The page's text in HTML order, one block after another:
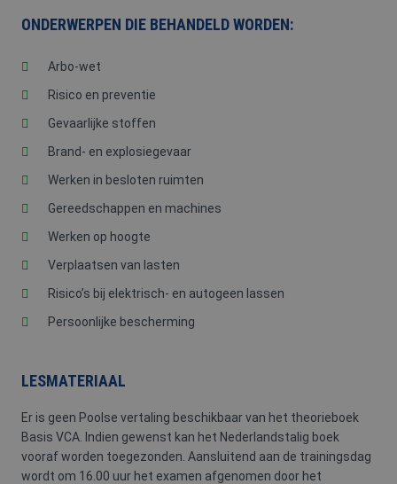
ONDERWERPEN DIE BEHANDELD WORDEN:
Arbo-wet
Risico en preventie
Gevaarlijke stoffen
Brand- en explosiegevaar
Werken in besloten ruimten
Gereedschappen en machines
Werken op hoogte
Verplaatsen van lasten
Risico’s bij elektrisch- en autogeen lassen
Persoonlijke bescherming
LESMATERIAAL
Er is geen Poolse vertaling beschikbaar van het theorieboek
Basis VCA. Indien gewenst kan het Nederlandstalig boek
vooraf worden toegezonden. Aansluitend aan de trainingsdag
wordt om 16.00 uur het examen afgenomen door het